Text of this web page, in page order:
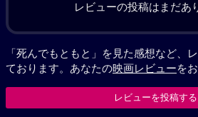
レビューの投稿はまだあ
「死んでもともと」を見た感想など、
ております。あなたの映画レビューを
レビューを投稿する